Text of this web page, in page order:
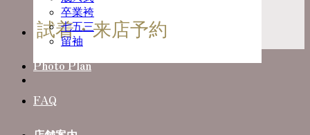
試着・来店予約
卒業袴
七五三
留袖
Photo Plan
FAQ